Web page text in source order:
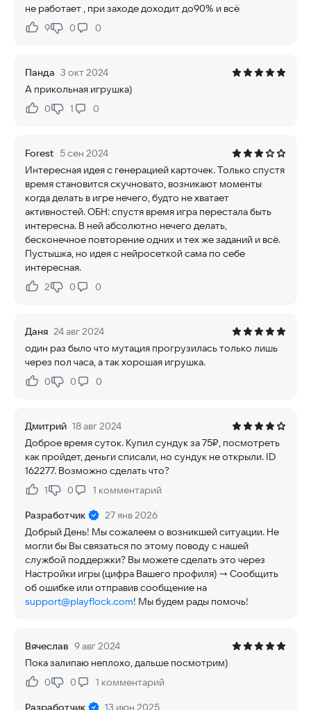
не работает , при заходе доходит до90% и всë
Нравится:
9Не нравится:
0 0
Панда 3 окт 2024
А прикольная игрушка)
Нравится:
0Не нравится:
1 0
Forest 5 сен 2024
Интересная идея с генерацией карточек. Только спустя
время становится скучновато, возникают моменты
когда делать в игре нечего, будто не хватает
активностей. ОБН: спустя время игра перестала быть
интересна. В ней абсолютно нечего делать,
бесконечное повторение одних и тех же заданий и всё.
Пустышка, но идея с нейросеткой сама по себе
интересная.
Нравится:
2Не нравится:
0 0
Даня 24 авг 2024
один раз было что мутация прогрузилась только лишь
через пол часа, а так хорошая игрушка.
Нравится:
0Не нравится:
0 0
Дмитрий 18 авг 2024
Доброе время суток. Купил сундук за 75₽, посмотреть
как пройдет, деньги списали, но сундук не открыли. ID
162277. Возможно сделать что?
Нравится:
1Не нравится:
0 1 комментарий
Разработчик
27 янв 2026
Добрый День! Мы сожалеем о возникшей ситуации. Не
могли бы Вы связаться по этому поводу с нашей
службой поддержки? Вы можете сделать это через
Настройки игры (цифра Вашего профиля) -> Сообщить
об ошибке или отправив сообщение на
support@playflock.com! Мы будем рады помочь!
Вячеслав 9 авг 2024
Пока залипаю неплохо, дальше посмотрим)
Нравится:
0Не нравится:
0 1 комментарий
Разработчик
13 июн 2025